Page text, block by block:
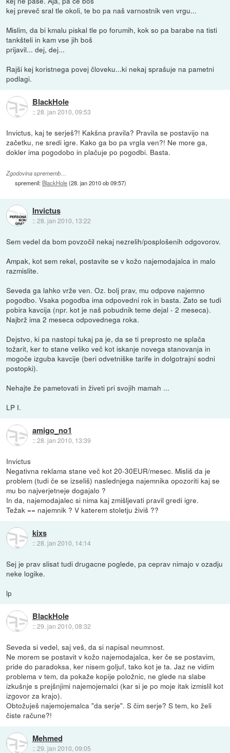
kej preveč sral tle okoli, te bo pa naš varnostnik ven vrgu...
Mislim, da bi kmalu piskal tle po forumih, kok so pa barabe na tisti
tankšteli in kam vse jih boš
prijavil... dej, dej...
Rajši kej koristnega povej človeku...ki nekaj sprašuje na pametni
podlagi.
BlackHole
::28. jan 2010, 09:53
Invictus, kaj te serješ?! Kakšna pravila? Pravila se postavijo na
začetku, ne sredi igre. Kako ga bo pa vrgla ven?! Ne more ga,
dokler ima pogodobo in plačuje po pogodbi. Basta.
Zgodovina sprememb…
spremenil: BlackHole(28. jan 2010 ob 09:57)
Invictus
::28. jan 2010, 13:22
Sem vedel da bom povzočil nekaj nezrelih/posplošenih odgovorov.
Ampak, kot sem rekel, postavite se v kožo najemodajalca in malo
razmislite.
Seveda ga lahko vrže ven. Oz. bolj prav, mu odpove najemno
pogodbo. Vsaka pogodba ima odpovedni rok in basta. Zato se tudi
pobira kavcija (npr. kot je naš pobudnik teme dejal - 2 meseca).
Najbrž ima 2 meseca odpovednega roka.
Dejstvo, ki pa nastopi tukaj pa je, da se ti preprosto ne splača
tožarit, ker to stane veliko več kot iskanje novega stanovanja in
mogoče izguba kavcije (beri odvetniške tarife in dolgotrajni sodni
postopki).
Nehajte že pametovati in živeti pri svojih mamah ...
LP I.
amigo_no1
::28. jan 2010, 13:39
Invictus
Negativna reklama stane več kot 20-30EUR/mesec. Misliš da je
problem (tudi če se izseliš) naslednjega najemnika opozoriti kaj se
mu bo najverjetneje dogajalo ?
In da, najemodajalec si nima kaj zmišljevati pravil gredi igre.
Težak == najemnik ? V katerem stoletju živiš ??
kixs
::28. jan 2010, 14:14
Sej je prav slisat tudi drugacne poglede, pa ceprav nimajo v ozadju
neke logike.
lp
BlackHole
::29. jan 2010, 08:32
Seveda si vedel, saj veš, da si napisal neumnost.
Ne morem se postavit v kožo najemodajalca, ker če se postavim,
pride do paradoksa, ker nisem goljuf, tako kot je ta. Jaz ne vidim
problema v tem, da pokaže kopije položnic, ne glede na slabe
izkušnje s prejšnjimi najemojemalci (kar si je po moje itak izmislil kot
izgovor za krajo).
Obtožuješ najemojemalca "da serje". S čim serje? S tem, ko želi
čiste račune?!
Mehmed
::29. jan 2010, 09:05